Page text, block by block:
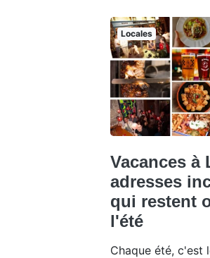
Locales
Vacances à
adresses
qui restent
l'été
Chaque été, c'est